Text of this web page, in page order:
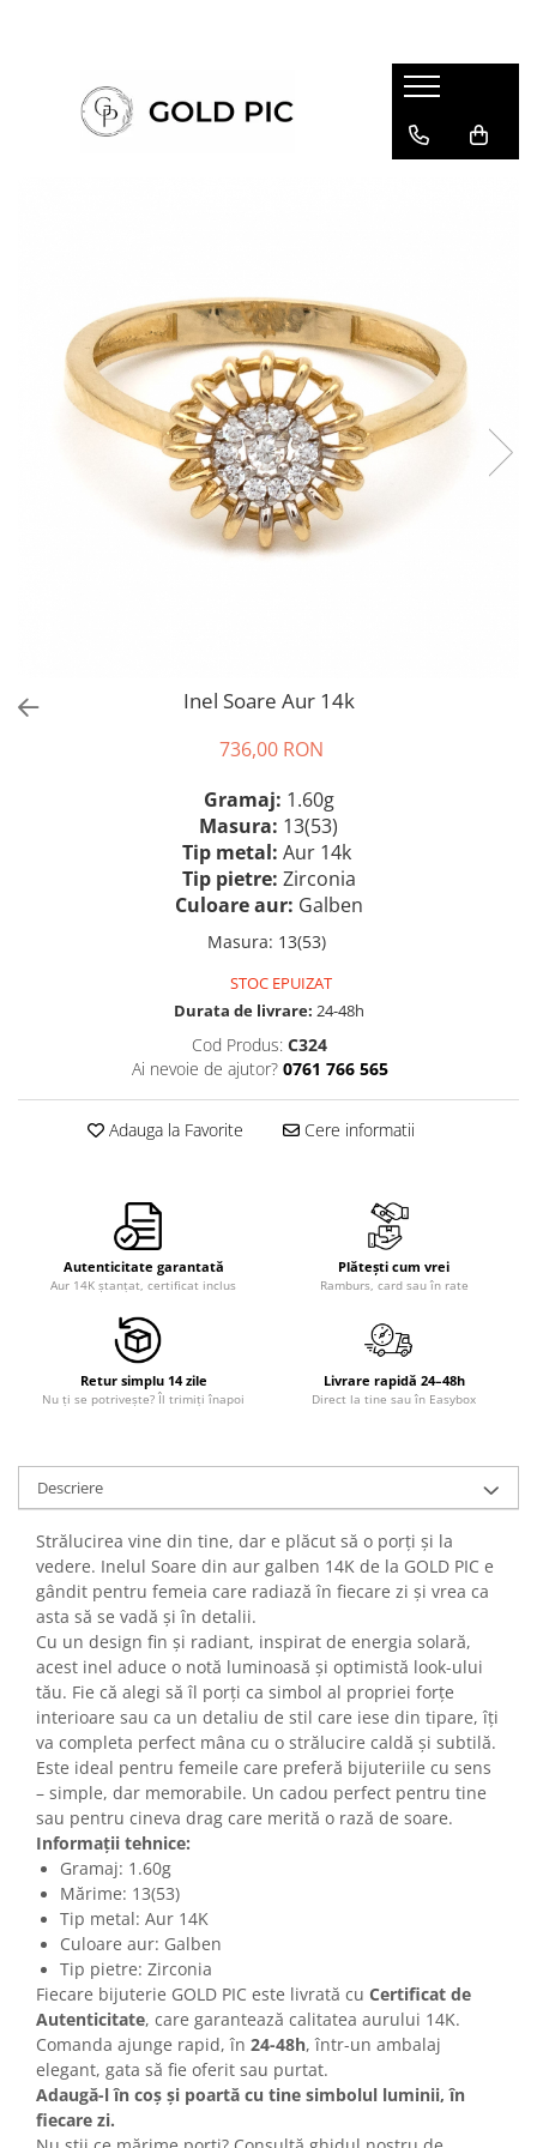
Inel Soare Aur 14k
736,00 RON
Gramaj: 1.60g
Masura: 13(53)
Tip metal: Aur 14k
Tip pietre: Zirconia
Culoare aur: Galben
Masura: 13(53)
STOC EPUIZAT
Durata de livrare: 24-48h
Cod Produs: C324
Ai nevoie de ajutor? 0761 766 565
Adauga la Favorite Cere informatii
Autenticitate garantată
Aur 14K ștanțat, certificat inclus
Plătești cum vrei
Ramburs, card sau în rate
Retur simplu 14 zile
Nu ți se potrivește? Îl trimiți înapoi
Livrare rapidă 24–48h
Direct la tine sau în Easybox
Descriere
Strălucirea vine din tine, dar e plăcut să o porți și la
vedere. Inelul Soare din aur galben 14K de la GOLD PIC e
gândit pentru femeia care radiază în fiecare zi și vrea ca
asta să se vadă și în detalii.
Cu un design fin și radiant, inspirat de energia solară,
acest inel aduce o notă luminoasă și optimistă look-ului
tău. Fie că alegi să îl porți ca simbol al propriei forțe
interioare sau ca un detaliu de stil care iese din tipare, îți
va completa perfect mâna cu o strălucire caldă și subtilă.
Este ideal pentru femeile care preferă bijuteriile cu sens
– simple, dar memorabile. Un cadou perfect pentru tine
sau pentru cineva drag care merită o rază de soare.
Informații tehnice:
Gramaj: 1.60g
Mărime: 13(53)
Tip metal: Aur 14K
Culoare aur: Galben
Tip pietre: Zirconia
Fiecare bijuterie GOLD PIC este livrată cu Certificat de
Autenticitate, care garantează calitatea aurului 14K.
Comanda ajunge rapid, în 24-48h, într-un ambalaj
elegant, gata să fie oferit sau purtat.
Adaugă-l în coș și poartă cu tine simbolul luminii, în
fiecare zi.